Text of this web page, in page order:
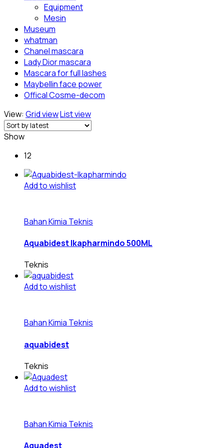
Equipment
Mesin
Museum
whatman
Chanel mascara
Lady Dior mascara
Mascara for full lashes
Maybellin face power
Offical Cosme-decom
View: Grid viewList view
Show
12
Add to wishlist
Bahan Kimia Teknis
Aquabidest Ikapharmindo 500ML
Teknis
Add to wishlist
Bahan Kimia Teknis
aquabidest
Teknis
Add to wishlist
Bahan Kimia Teknis
Aquadest